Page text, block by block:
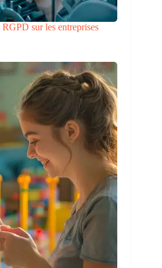
sur les entreprises